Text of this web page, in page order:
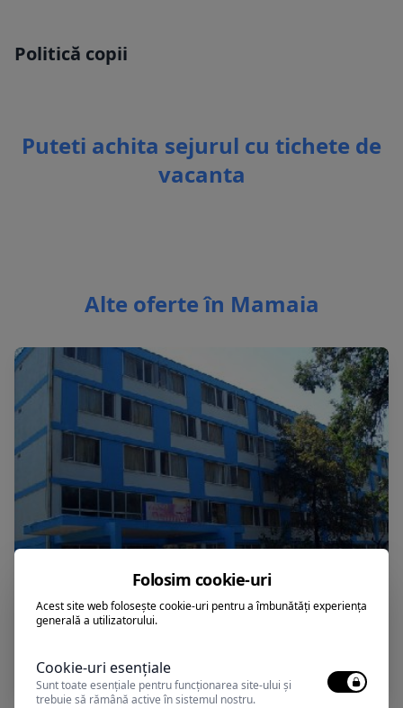
Politică copii
Puteti achita sejurul cu tichete de
vacanta
Alte oferte în Mamaia
Mamaia, Romania
Folosim cookie-uri
Acest site web folosește cookie-uri pentru a îmbunătăți experiența
generală a utilizatorului.
Cookie-uri esențiale
Sunt toate esențiale pentru funcționarea site-ului și
trebuie să rămână active în sistemul nostru.